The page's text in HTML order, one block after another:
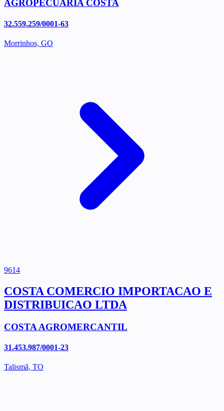
AGROPECUARIA COSTA
32.559.259/0001-63
Morrinhos, GO
9614
COSTA COMERCIO IMPORTACAO E
DISTRIBUICAO LTDA
COSTA AGROMERCANTIL
31.453.987/0001-23
Talismã, TO